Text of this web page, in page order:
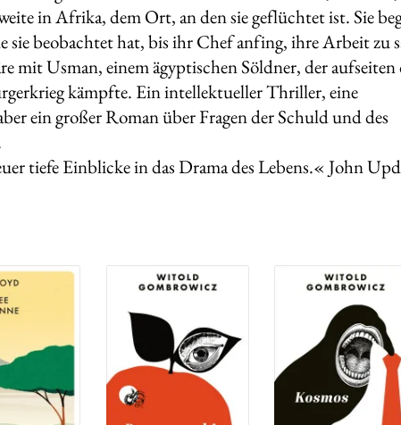
in Afrika, dem Ort, an den sie geflüchtet ist. Sie
sie beobachtet hat, bis ihr Chef anfing, ihre Arbeit zu
mit Usman, einem ägyptischen Söldner, der aufseiten
kämpfte. Ein intellektueller Thriller, eine
ein großer Roman über Fragen der Schuld und des
tiefe Einblicke in das Drama des Lebens.« John